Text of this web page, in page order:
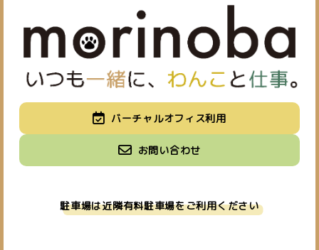
私たちについて
about us
space
バーチャルオフィス
virtual office
お知らせ
blog
バーチャルオフィス利用
お問い合わせ
駐車場は近隣有料駐車場をご利用ください